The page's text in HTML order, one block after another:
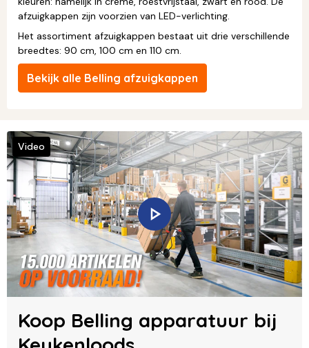
afzuigkappen zijn voorzien van LED-verlichting.
Het assortiment afzuigkappen bestaat uit drie verschillende
breedtes: 90 cm, 100 cm en 110 cm.
Bekijk alle Belling afzuigkappen
Koop Belling apparatuur bij
Video